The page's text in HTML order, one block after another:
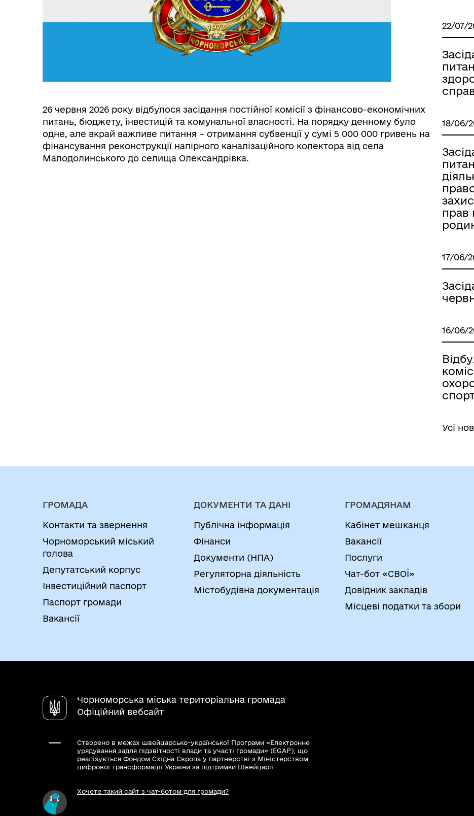
26 червня 2026 року відбулося засідання постійної комісії з фінансово-економічних
питань, бюджету, інвестицій та комунальної власності. На порядку денному було
одне, але вкрай важливе питання – отримання субвенції у сумі 5 000 000 гривень на
фінансування реконструкції напірного каналізаційного колектора від села
Малодолинського до селища Олександрівка.
22/07/
18/06/
прав
17/06/
16/06/
Усі
ГРОМАДА
Контакти та звернення
Чорноморський міський
голова
Депутатський корпус
Інвестиційний паспорт
Паспорт громади
Вакансії
ДОКУМЕНТИ ТА ДАНІ
Публічна інформація
Фінанси
Документи (НПА)
Регуляторна діяльність
Містобудівна документація
ГРОМАДЯНАМ
Кабінет мешканця
Вакансії
Послуги
Чат-бот «СВОЇ»
Довідник закладів
Місцеві податки та збори
Чорноморська міська територіальна громада
Офіційний вебсайт
Створено в межах швейцарсько-української Програми «Електронне
урядування задля підзвітності влади та участі громади» (EGAP), що
реалізується Фондом Східна Європа у партнерстві з Міністерством
цифрової трансформації України за підтримки Швейцарії.
Хочете такий сайт з чат-ботом для громади?